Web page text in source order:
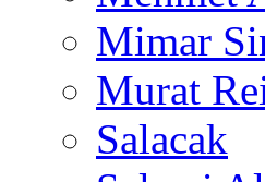
Mimar
Murat
Salacak